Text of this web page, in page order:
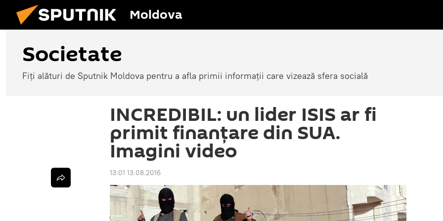
Moldova
Societate
Fiți alături de Sputnik Moldova pentru a afla primii informații care vizează sfera socială
INCREDIBIL: un lider ISIS ar fi
primit finanţare din SUA.
Imagini video
13:01 13.08.2016